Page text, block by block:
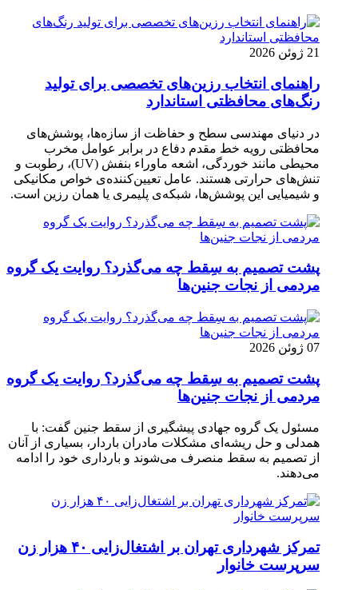
21 ژوئن 2026
راهنمای انتخاب رزین‌های تخصصی برای تولید
رنگ‌های محافظتی استاندارد
در دنیای مهندسی سطح و حفاظت از سازه‌ها، پوشش‌های
محافظتی رویه خط مقدم دفاع در برابر عوامل مخرب
محیطی مانند خوردگی، اشعه ماوراء بنفش (UV)، رطوبت و
تنش‌های حرارتی هستند. عامل تعیین‌کننده‌ی خواص مکانیکی
و شیمیایی این پوشش‌ها، شبکه‌ی پلیمری یا همان رزین است.
پشت تصمیم به سِقط چه می‌گذرد؟ روایت یک گروه
مردمی از نجات جنین‌ها
07 ژوئن 2026
پشت تصمیم به سِقط چه می‌گذرد؟ روایت یک گروه
مردمی از نجات جنین‌ها
مسئول یک گروه جهادی پیشگیری از سقط جنین گفت: با
همدلی و حل ریشه‌ای مشکلات مادران باردار، بسیاری از آنان
از تصمیم به سقط منصرف می‌شوند و بارداری خود را ادامه
می‌دهند.
تمرکز شهرداری تهران بر اشتغال‌زایی ۴۰ هزار زن
سرپرست خانوار